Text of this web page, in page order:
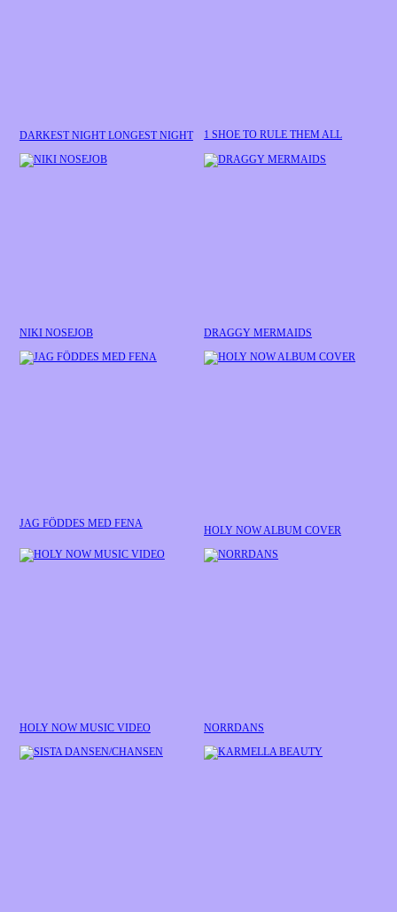
DARKEST NIGHT LONGEST NIGHT 1 SHOE TO RULE THEM ALL
NIKI NOSEJOB DRAGGY MERMAIDS
JAG FÖDDES MED FENA
HOLY NOW ALBUM COVER
HOLY NOW MUSIC VIDEO NORRDANS